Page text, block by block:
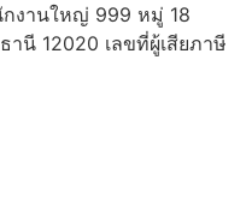
งานใหญ่ 999 หมู่ 18
นี 12020 เลขที่ผู้เสียภาษี